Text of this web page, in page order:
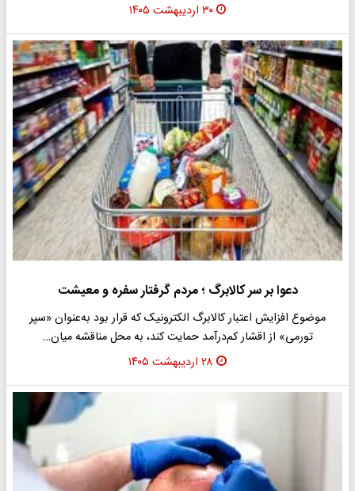
۳۰ اردیبهشت ۱۴۰۵
دعوا بر سر کالابرگ ؛ مردم گرفتار سفره و معیشت
موضوع افزایش اعتبار کالابرگ الکترونیک که قرار بود به‌عنوان «سپر
تورمی» از اقشار کم‌درآمد حمایت کند، به محل مناقشه میان…
۲۸ اردیبهشت ۱۴۰۵